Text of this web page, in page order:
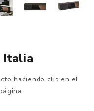
Italia
haciendo clic en el